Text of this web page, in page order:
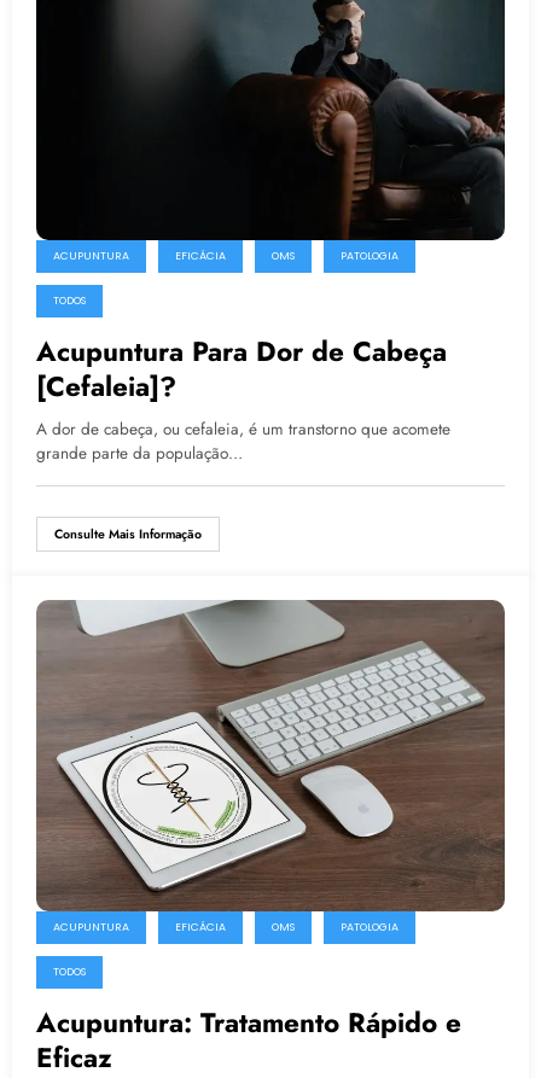
ACUPUNTURA EFICÁCIA OMS PATOLOGIA
TODOS
Acupuntura Para Dor de Cabeça
[Cefaleia]?
A dor de cabeça, ou cefaleia, é um transtorno que acomete
grande parte da população…
Consulte Mais Informação
ACUPUNTURA EFICÁCIA OMS PATOLOGIA
TODOS
Acupuntura: Tratamento Rápido e
Eficaz